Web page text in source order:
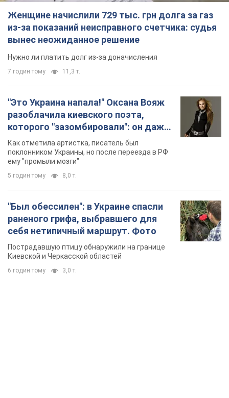
Женщине начислили 729 тыс. грн долга за газ
из-за показаний неисправного счетчика: судья
вынес неожиданное решение
Нужно ли платить долг из-за доначисления
7 годин тому 11,3 т.
"Это Украина напала!" Оксана Вояж
разоблачила киевского поэта,
которого "зазомбировали": он даже
русского не знал, а теперь хочет
геноцида украинцев
Как отметила артистка, писатель был
поклонником Украины, но после переезда в РФ
ему "промыли мозги"
5 годин тому 8,0 т.
"Был обессилен": в Украине спасли
раненого грифа, выбравшего для
себя нетипичный маршрут. Фото
Пострадавшую птицу обнаружили на границе
Киевской и Черкасской областей
6 годин тому 3,0 т.